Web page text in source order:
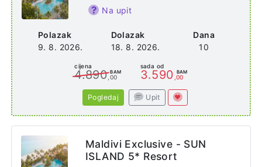
Polazak
9. 8. 2026.
Dolazak
18. 8. 2026.
Dana
10
Na upit
cijena
4.890 BAM
,00
sada od
3.590 BAM
,00
Pogledaj Upit
Maldivi Exclusive - SUN
ISLAND 5* Resort